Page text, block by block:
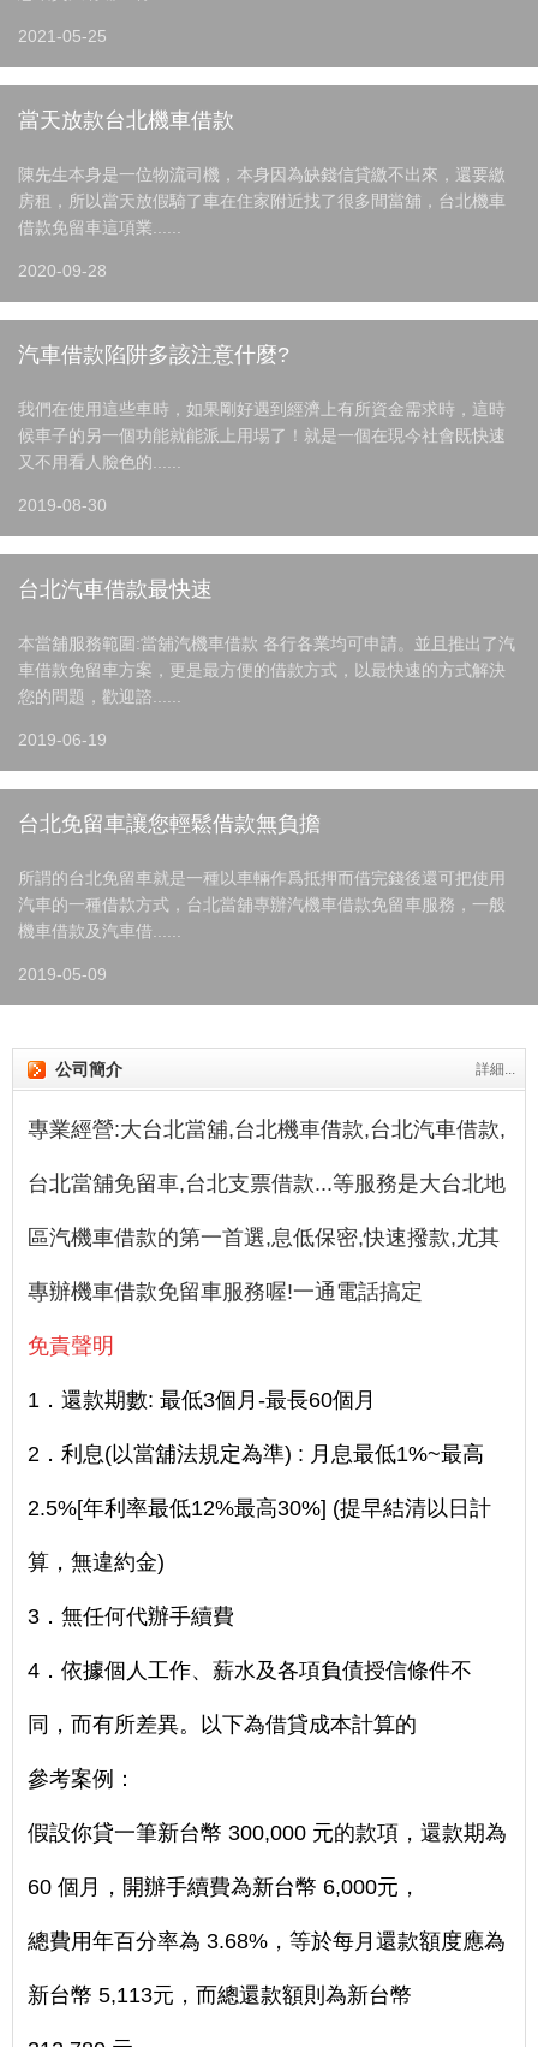
2021-05-25
當天放款台北機車借款
陳先生本身是一位物流司機，本身因為缺錢信貸繳不出來，還要繳
房租，所以當天放假騎了車在住家附近找了很多間當舖，台北機車
借款免留車這項業......
2020-09-28
汽車借款陷阱多該注意什麼?
我們在使用這些車時，如果剛好遇到經濟上有所資金需求時，這時
候車子的另一個功能就能派上用場了！就是一個在現今社會既快速
又不用看人臉色的......
2019-08-30
台北汽車借款最快速
本當舖服務範圍:當舖汽機車借款 各行各業均可申請。並且推出了汽
車借款免留車方案，更是最方便的借款方式，以最快速的方式解決
您的問題，歡迎諮......
2019-06-19
台北免留車讓您輕鬆借款無負擔
所謂的台北免留車就是一種以車輛作爲抵押而借完錢後還可把使用
汽車的一種借款方式，台北當舖專辦汽機車借款免留車服務，一般
機車借款及汽車借......
2019-05-09
公司簡介 詳細...
專業經營:大台北當舖,台北機車借款,台北汽車借款,
台北當舖免留車,台北支票借款...等服務是大台北地
區汽機車借款的第一首選,息低保密,快速撥款,尤其
專辦機車借款免留車服務喔!一通電話搞定
免責聲明
1．還款期數: 最低3個月-最長60個月
2．利息(以當舖法規定為準) : 月息最低1%~最高
2.5%[年利率最低12%最高30%] (提早結清以日計
算，無違約金)
3．無任何代辦手續費
4．依據個人工作、薪水及各項負債授信條件不
同，而有所差異。以下為借貸成本計算的
參考案例：
假設你貸一筆新台幣 300,000 元的款項，還款期為
60 個月，開辦手續費為新台幣 6,000元，
總費用年百分率為 3.68%，等於每月還款額度應為
新台幣 5,113元，而總還款額則為新台幣